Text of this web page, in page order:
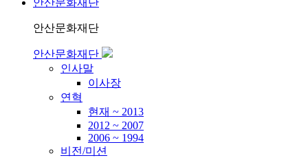
안산문화재단
안산문화재단
안산문화재단
인사말
이사장
연혁
현재 ~ 2013
2012 ~ 2007
2006 ~ 1994
비전/미션